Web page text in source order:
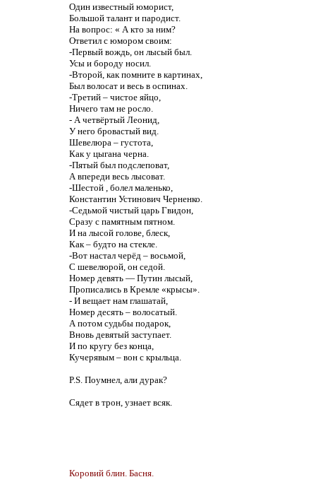
Один известный юморист,
Большой талант и пародист.
На вопрос: « А кто за ним?
Ответил с юмором своим:
-Первый вождь, он лысый был.
Усы и бороду носил.
-Второй, как помните в картинах,
Был волосат и весь в оспинах.
-Третий – чистое яйцо,
Ничего там не росло.
- А четвёртый Леонид,
У него бровастый вид.
Шевелюра – густота,
Как у цыгана черна.
-Пятый был подслеповат,
А впереди весь лысоват.
-Шестой , болел маленько,
Константин Устинович Черненко.
-Седьмой чистый царь Гвидон,
Сразу с памятным пятном.
И на лысой голове, блеск,
Как – будто на стекле.
-Вот настал черёд – восьмой,
С шевелюрой, он седой.
Номер девять — Путин лысый,
Прописались в Кремле «крысы».
- И вещает нам глашатай,
Номер десять – волосатый.
А потом судьбы подарок,
Вновь девятый заступает.
И по кругу без конца,
Кучерявым – вон с крыльца.
P.S. Поумнел, али дурак?
Сядет в трон, узнает всяк.
Коровий блин. Басня.